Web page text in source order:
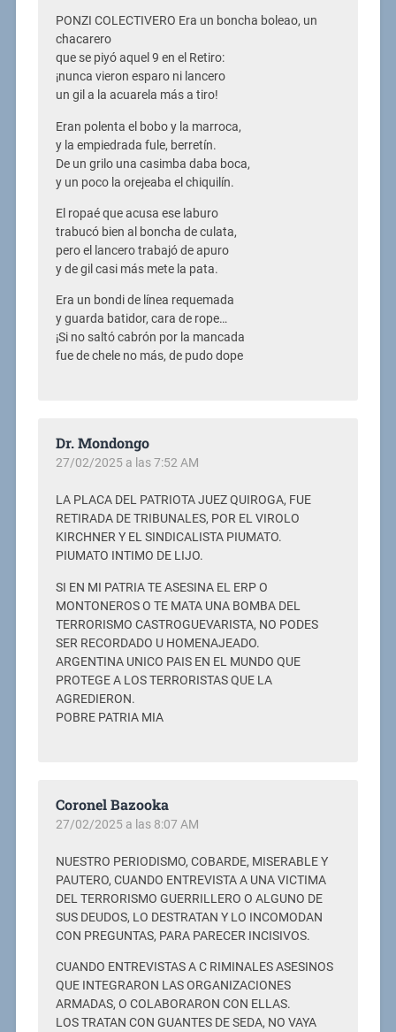
PONZI COLECTIVERO Era un boncha boleao, un
chacarero
que se piyó aquel 9 en el Retiro:
¡nunca vieron esparo ni lancero
un gil a la acuarela más a tiro!
Eran polenta el bobo y la marroca,
y la empiedrada fule, berretín.
De un grilo una casimba daba boca,
y un poco la orejeaba el chiquilín.
El ropaé que acusa ese laburo
trabucó bien al boncha de culata,
pero el lancero trabajó de apuro
y de gil casi más mete la pata.
Era un bondi de línea requemada
y guarda batidor, cara de rope…
¡Si no saltó cabrón por la mancada
fue de chele no más, de pudo dope
Dr. Mondongo
27/02/2025 a las 7:52 AM
LA PLACA DEL PATRIOTA JUEZ QUIROGA, FUE
RETIRADA DE TRIBUNALES, POR EL VIROLO
KIRCHNER Y EL SINDICALISTA PIUMATO.
PIUMATO INTIMO DE LIJO.
SI EN MI PATRIA TE ASESINA EL ERP O
MONTONEROS O TE MATA UNA BOMBA DEL
TERRORISMO CASTROGUEVARISTA, NO PODES
SER RECORDADO U HOMENAJEADO.
ARGENTINA UNICO PAIS EN EL MUNDO QUE
PROTEGE A LOS TERRORISTAS QUE LA
AGREDIERON.
POBRE PATRIA MIA
Coronel Bazooka
27/02/2025 a las 8:07 AM
NUESTRO PERIODISMO, COBARDE, MISERABLE Y
PAUTERO, CUANDO ENTREVISTA A UNA VICTIMA
DEL TERRORISMO GUERRILLERO O ALGUNO DE
SUS DEUDOS, LO DESTRATAN Y LO INCOMODAN
CON PREGUNTAS, PARA PARECER INCISIVOS.
CUANDO ENTREVISTAS A C RIMINALES ASESINOS
QUE INTEGRARON LAS ORGANIZACIONES
ARMADAS, O COLABORARON CON ELLAS.
LOS TRATAN CON GUANTES DE SEDA, NO VAYA